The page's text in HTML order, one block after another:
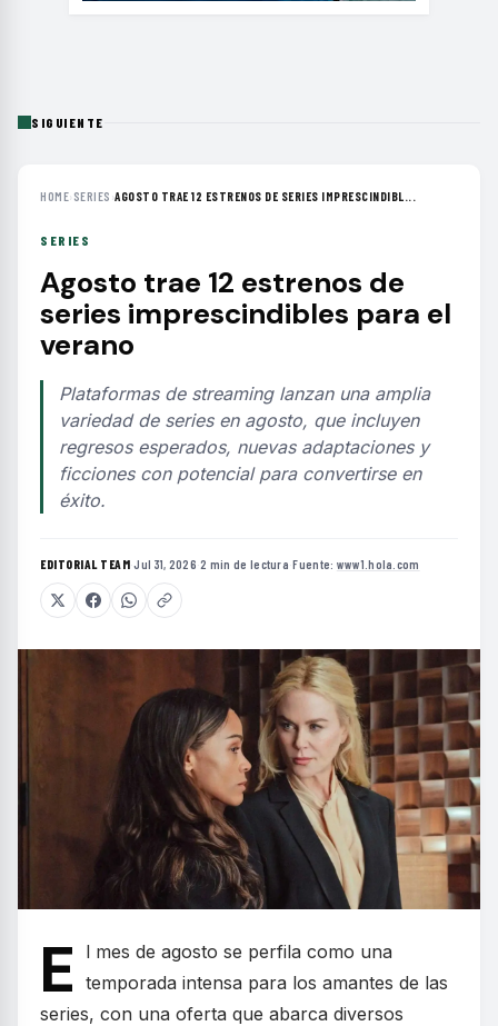
SIGUIENTE
HOME› SERIES ›AGOSTO TRAE 12 ESTRENOS DE SERIES IMPRESCINDIBL...
SERIES
Agosto trae 12 estrenos de
series imprescindibles para el
verano
Plataformas de streaming lanzan una amplia
variedad de series en agosto, que incluyen
regresos esperados, nuevas adaptaciones y
ficciones con potencial para convertirse en
éxito.
EDITORIAL TEAM·Jul 31, 2026·2 min de lectura·Fuente: www1.hola.com
E
l mes de agosto se perfila como una
temporada intensa para los amantes de las
series, con una oferta que abarca diversos